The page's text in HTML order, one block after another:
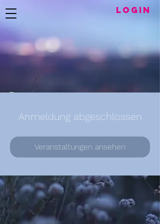
LogIN
Anmeldung abgeschlossen
Veranstaltungen ansehen